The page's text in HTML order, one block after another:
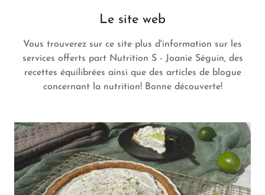
Le site web
Vous trouverez sur ce site plus d'information sur les
services offerts part Nutrition S - Joanie Séguin, des
recettes équilibrées ainsi que des articles de blogue
concernant la nutrition! Bonne découverte!